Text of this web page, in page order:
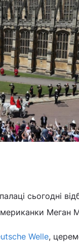
сьогодні
Меган
Welle,